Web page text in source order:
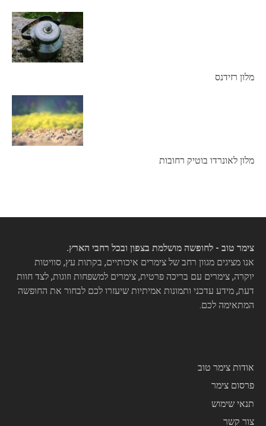
מלון רזידנס
מלון לאונרדו בוטיק רחובות
צימר טוב - לחופשה מושלמת בצפון ובכל רחבי הארץ.
אנו מציגים מגוון רחב של צימרים איכותיים, בקתות עץ, סוויטות
יוקרה, צימרים עם בריכה פרטית, צימרים למשפחות וזוגות, לצד חוות
דעת, מידע עדכני ותמונות אמיתיות שיעזרו לכם לבחור את החופשה
המתאימה לכם.
אודות צימר טוב
פרסום צימר
תנאי שימוש
צור קשר